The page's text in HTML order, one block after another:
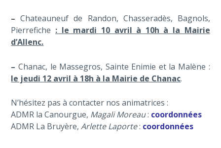
– Chateauneuf de Randon, Chasseradès, Bagnols,
Pierrefiche : le mardi 10 avril à 10h à la Mairie
d’Allenc.
– Chanac, le Massegros, Sainte Enimie et la Malène :
le jeudi 12 avril à 18h à la Mairie de Chanac.
N’hésitez pas à contacter nos animatrices :
ADMR la Canourgue, Magali Moreau: coordonnées
ADMR La Bruyère,Arlette Laporte: coordonnées